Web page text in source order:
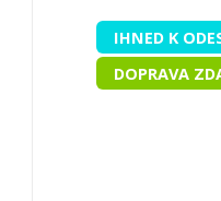
IHNED K
DOPRAVA